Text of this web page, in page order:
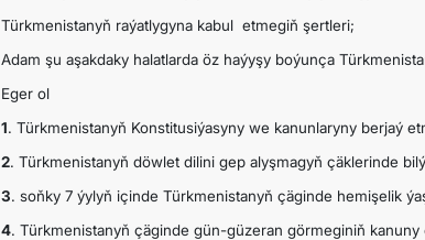
Türkmenistanyň raýatlygyna kabul etmegiň şertleri;
Adam şu aşakdaky halatlarda öz haýyşy boýunça
Eger ol
1. Türkmenistanyň Konstitusiýasyny we kanunlaryny berjaý
2. Türkmenistanyň döwlet dilini gep alyşmagyň çäklerinde
3. soňky 7 ýylyň içinde Türkmenistanyň çäginde hemişelik
4. Türkmenistanyň çäginde gün-güzeran görmeginiň kanuny